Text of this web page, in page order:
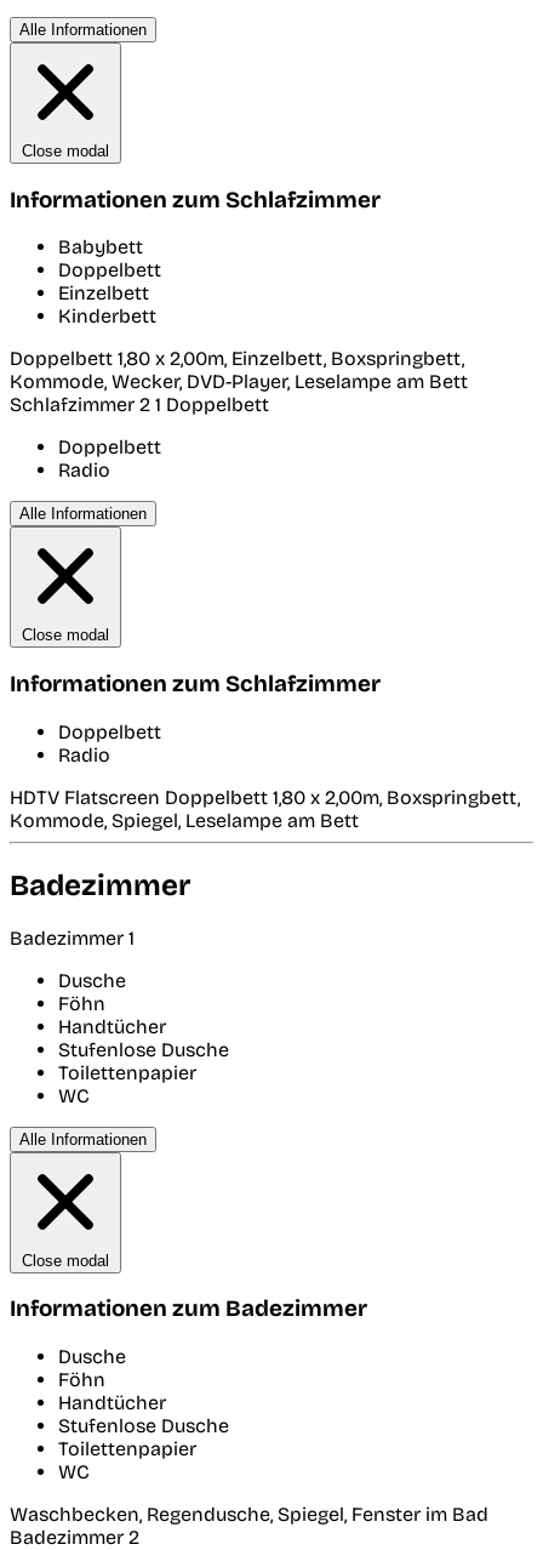
Alle Informationen
Close modal
Informationen zum Schlafzimmer
Babybett
Doppelbett
Einzelbett
Kinderbett
Doppelbett 1,80 x 2,00m, Einzelbett, Boxspringbett,
Kommode, Wecker, DVD-Player, Leselampe am Bett
Schlafzimmer 2 1 Doppelbett
Doppelbett
Radio
Alle Informationen
Close modal
Informationen zum Schlafzimmer
Doppelbett
Radio
HDTV Flatscreen Doppelbett 1,80 x 2,00m, Boxspringbett,
Kommode, Spiegel, Leselampe am Bett
Badezimmer
Badezimmer 1
Dusche
Föhn
Handtücher
Stufenlose Dusche
Toilettenpapier
WC
Alle Informationen
Close modal
Informationen zum Badezimmer
Dusche
Föhn
Handtücher
Stufenlose Dusche
Toilettenpapier
WC
Waschbecken, Regendusche, Spiegel, Fenster im Bad
Badezimmer 2